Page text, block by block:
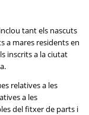
tant els nascuts
a mares residents en
inscrits a la ciutat
relatives a les
a les
del fitxer de parts i